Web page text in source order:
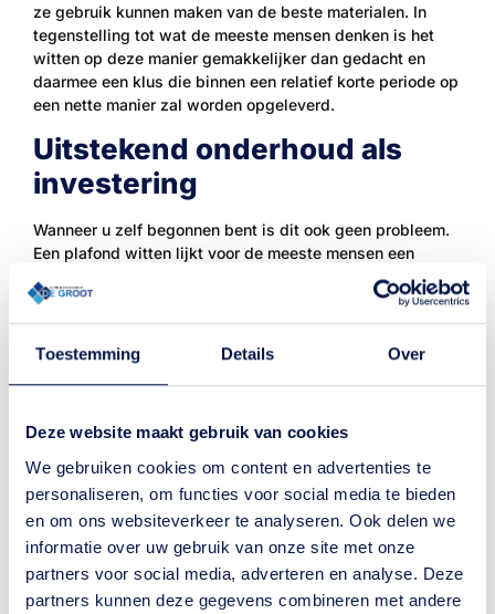
Toestemming Details Over
Deze website maakt gebruik van cookies
We gebruiken cookies om content en advertenties te
personaliseren, om functies voor social media te bieden
en om ons websiteverkeer te analyseren. Ook delen we
informatie over uw gebruik van onze site met onze
partners voor social media, adverteren en analyse. Deze
partners kunnen deze gegevens combineren met andere
ze gebruik kunnen maken van de beste materialen. In
tegenstelling tot wat de meeste mensen denken is het
witten op deze manier gemakkelijker dan gedacht en
daarmee een klus die binnen een relatief korte periode op
een nette manier zal worden opgeleverd.
Uitstekend onderhoud als
investering
Wanneer u zelf begonnen bent is dit ook geen probleem.
Een plafond witten lijkt voor de meeste mensen een
relatief gemakkelijke klus, maar wanneer men niet de
beschikking heeft over de professionele materialen
kunnen er gemakkelijk problemen ontstaan. Zo kan het
bijvoorbeeld voorkomen dat er bladders ontstaan op het
mooi gewitte plafond of dat de scheuren na het
wegwerken weer terug zullen komen. We kunnen uw
zo voor te zorgen dat bladders en scheuren niet meer
terugkomen.
Neem contact op